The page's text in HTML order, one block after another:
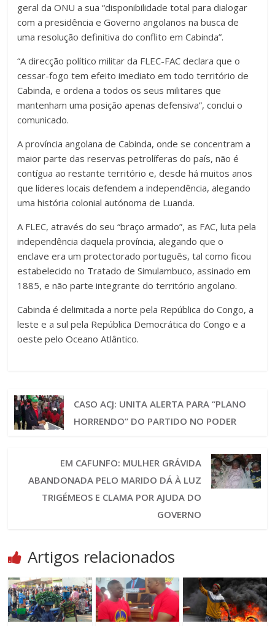
geral da ONU a sua “disponibilidade total para dialogar
com a presidência e Governo angolanos na busca de
uma resolução definitiva do conflito em Cabinda”.
“A direcção político militar da FLEC-FAC declara que o
cessar-fogo tem efeito imediato em todo território de
Cabinda, e ordena a todos os seus militares que
mantenham uma posição apenas defensiva”, conclui o
comunicado.
A província angolana de Cabinda, onde se concentram a
maior parte das reservas petrolíferas do país, não é
contígua ao restante território e, desde há muitos anos
que líderes locais defendem a independência, alegando
uma história colonial autónoma de Luanda.
A FLEC, através do seu “braço armado”, as FAC, luta pela
independência daquela província, alegando que o
enclave era um protectorado português, tal como ficou
estabelecido no Tratado de Simulambuco, assinado em
1885, e não parte integrante do território angolano.
Cabinda é delimitada a norte pela República do Congo, a
leste e a sul pela República Democrática do Congo e a
oeste pelo Oceano Atlântico.
CASO ACJ: UNITA ALERTA PARA “PLANO
HORRENDO” DO PARTIDO NO PODER
EM CAFUNFO: MULHER GRÁVIDA
ABANDONADA PELO MARIDO DÁ À LUZ
TRIGÉMEOS E CLAMA POR AJUDA DO
GOVERNO
Artigos relacionados